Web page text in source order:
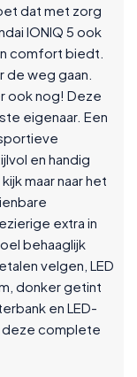
dat met zorg
IONIQ 5 ook
comfort biedt.
weg gaan.
ook nog! Deze
eigenaar. Een
en handig
maar naar het
extra in
behaaglijk
velgen, LED
donker getint
en LED-
deze complete